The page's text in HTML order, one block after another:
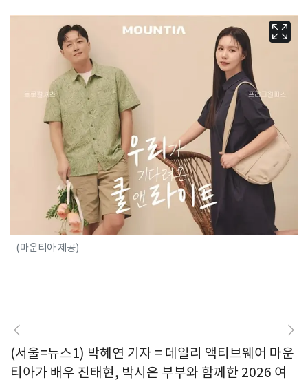
(마운티아 제공)
(서울=뉴스1) 박혜연 기자 = 데일리 액티브웨어 마운
티아가 배우 진태현, 박시은 부부와 함께한 2026 여